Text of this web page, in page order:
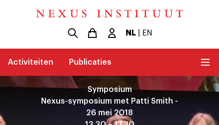
NL| EN
Activiteiten Publicaties
Symposium
Nexus-symposium met Patti Smith -
26 mei 2018